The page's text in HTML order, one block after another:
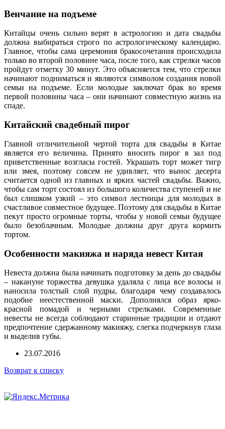
Венчание на подъеме
Китайцы очень сильно верят в астрологию и дата свадьбы
должна выбираться строго по астрологическому календарю.
Главное, чтобы сама церемония бракосочетания происходила
только во второй половине часа, после того, как стрелки часов
пройдут отметку 30 минут. Это объясняется тем, что стрелки
начинают подниматься и являются символом создания новой
семьи на подъеме. Если молодые заключат брак во время
первой половины часа – они начинают совместную жизнь на
спаде.
Китайский свадебный пирог
Главной отличительной чертой торта для свадьбы в Китае
является его величина. Принято вносить пирог в зал под
приветственные возгласы гостей. Украшать торт может тигр
или змея, поэтому совсем не удивляет, что вынос десерта
считается одной из главных и ярких частей свадьбы. Важно,
чтобы сам торт состоял из большого количества ступеней и не
был слишком узкий – это символ лестницы для молодых в
счастливое совместное будущее. Поэтому для свадьбы в Китае
пекут просто огромные торты, чтобы у новой семьи будущее
было безоблачным. Молодые должны друг друга кормить
тортом.
Особенности макияжа и наряда невест Китая
Невеста должна была начинать подготовку за день до свадьбы
– накануне торжества девушка удаляла с лица все волосы и
наносила толстый слой пудры, благодаря чему создавалось
подобие неестественной маски. Дополнялся образ ярко-
красной помадой и черными стрелками. Современные
невесты не всегда соблюдают старинные традиции и отдают
предпочтение сдержанному макияжу, слегка подчеркнув глаза
и выделив губы.
23.07.2016
Возврат к списку